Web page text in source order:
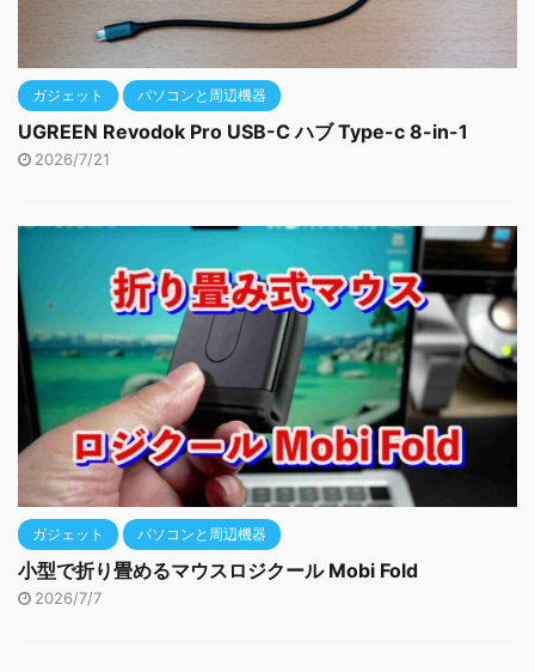
ガジェット パソコンと周辺機器
UGREEN Revodok Pro USB-C ハブ Type-c 8-in-1
2026/7/21
ガジェット パソコンと周辺機器
小型で折り畳めるマウスロジクール Mobi Fold
2026/7/7